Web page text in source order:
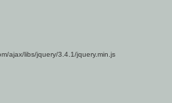
ajax/libs/jquery/3.4.1/jquery.min.js